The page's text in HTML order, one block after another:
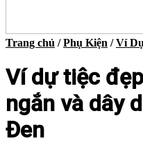
Trang chủ / Phụ Kiện / Ví
Ví dự tiệc
ngắn và dây
Đen